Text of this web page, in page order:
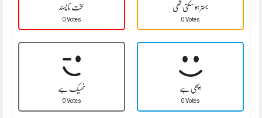
سخت نا پسند
0 Votes
بہتر ہو سکتی تھی
0 Votes
ٹھیک ہے
0 Votes
اچھی ہے
0 Votes